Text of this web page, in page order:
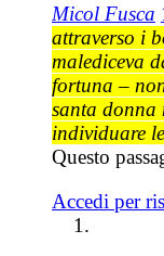
Micol Fusca
attraverso i
malediceva
fortuna –
santa donna
individuare
Questo
Accedi per